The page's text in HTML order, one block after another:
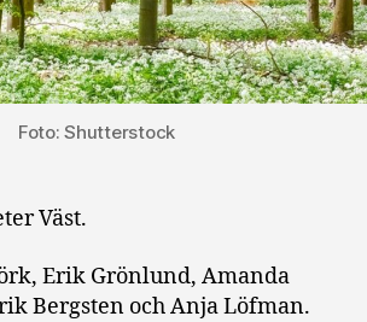
Foto: Shutterstock
Väst.
Erik Grönlund, Amanda
Bergsten och Anja Löfman.